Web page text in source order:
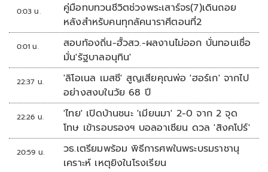
0:03 น.
คู่มือทบทวนชีวิตช่วงพระเสาร์จร(7)เดินถอย
หลังสำหรับคนทุกลัคนาราศีตอนที่2
0:01 น.
สอบท้องถิ่น-ฮั้วสว.-ผลงานไม่ออก บั่นทอนเชื่อ
มั่น'รัฐบาลอนุทิน'
22:37 น.
'ลิโอเนล เมสซี' สูญเสียคุณพ่อ 'ฮอร์เก' จากไป
อย่างสงบในวัย 68 ปี
22:26 น.
'ไทย' เปิดบ้านชนะ 'เมียนมา' 2-0 จาก 2 จุด
โทษ เข้ารอบรองฯ บอลอาเซียน ดวล 'สิงคโปร์'
20:59 น.
วธ.เตรียมพร้อม พิธีการศพในพระบรมราชานุ
เคราะห์ เหตุยิงในโรงเรียน